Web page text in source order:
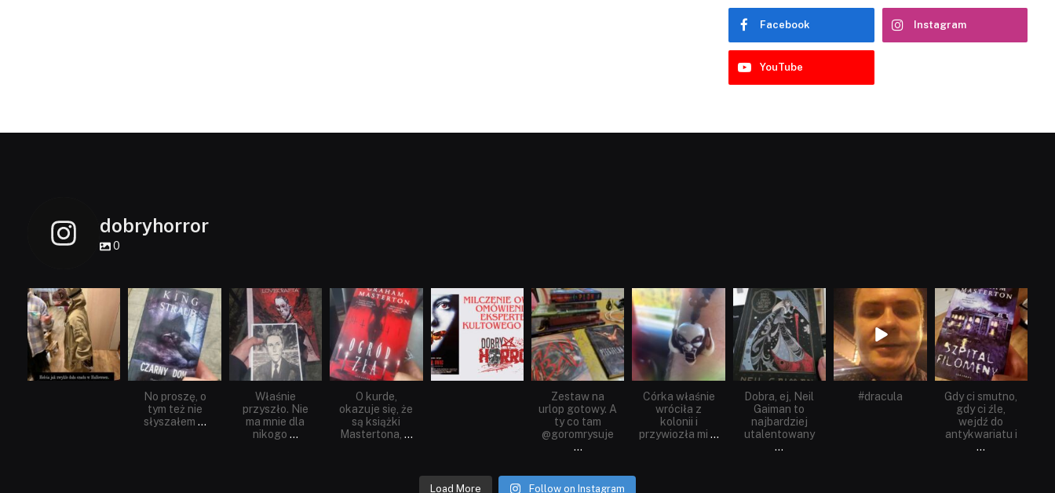
Facebook Instagram
YouTube
dobryhorror
0
dobryhorror
Lis 1
dobryhorror
Wrz 23
No proszę, o
tym też nie
słyszałem ...
dobryhorror
Wrz 19
Właśnie
przyszło. Nie
ma mnie dla
nikogo ...
dobryhorror
Sie 23
O kurde,
okazuje się, że
są książki
Mastertona, ...
dobryhorror
Sie 19
dobryhorror
Lip 31
Zestaw na
urlop gotowy. A
ty co tam
@goromrysuje
...
dobryhorror
Lip 14
Córka właśnie
wróciła z
kolonii i
przywiozła mi ...
dobryhorror
Cze 16
Dobra, ej, Neil
Gaiman to
najbardziej
utalentowany
...
dobryhorror
Maj 25
#dracula
dobryhorror
Maj 22
Gdy ci smutno,
gdy ci źle,
wejdź do
antykwariatu i
...
Load More Follow on Instagram